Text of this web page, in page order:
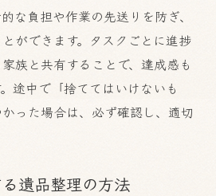
な負担や作業の先送りを防ぎ、
ができます。タスクごとに進捗
族と共有することで、達成感も
途中で「捨ててはいけないも
った場合は、必ず確認し、適切
遺品整理の方法